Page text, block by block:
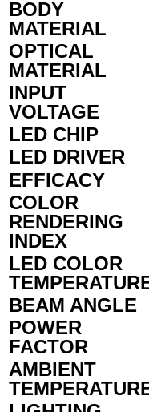
BODY
MATERIAL
OPTICAL
MATERIAL
INPUT
VOLTAGE
LED CHIP
LED DRIVER
EFFICACY
COLOR
RENDERING
INDEX
LED COLOR
BEAM ANGLE
POWER
FACTOR
AMBIENT